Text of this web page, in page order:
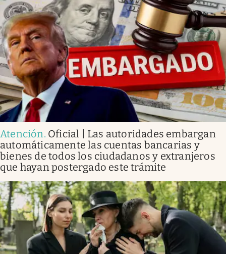
Atención. Oficial | Las autoridades embargan
automáticamente las cuentas bancarias y
bienes de todos los ciudadanos y extranjeros
que hayan postergado este trámite